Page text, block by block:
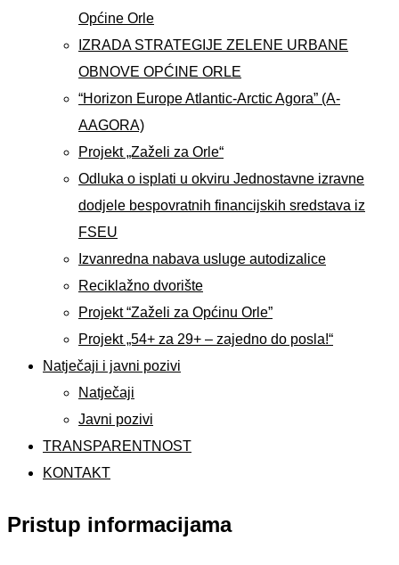
Općine Orle
IZRADA STRATEGIJE ZELENE URBANE
OBNOVE OPĆINE ORLE
“Horizon Europe Atlantic-Arctic Agora” (A-
AAGORA)
Projekt „Zaželi za Orle“
Odluka o isplati u okviru Jednostavne izravne
dodjele bespovratnih financijskih sredstava iz
FSEU
Izvanredna nabava usluge autodizalice
Reciklažno dvorište
Projekt “Zaželi za Općinu Orle”
Projekt „54+ za 29+ – zajedno do posla!“
Natječaji i javni pozivi
Natječaji
Javni pozivi
TRANSPARENTNOST
KONTAKT
Pristup informacijama